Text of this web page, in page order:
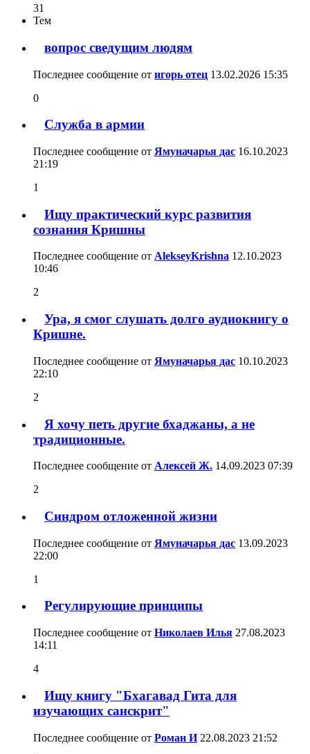
31
Тем
вопрос сведущим людям
Последнее сообщение от игорь отец 13.02.2026 15:35
0
Служба в армии
Последнее сообщение от Ямуначарья дас 16.10.2023
21:19
1
Ищу практический курс развития
сознания Кришны
Последнее сообщение от AlekseyKrishna 12.10.2023
10:46
2
Ура, я смог слушать долго аудиокнигу о
Кришне.
Последнее сообщение от Ямуначарья дас 10.10.2023
22:10
2
Я хочу петь другие бхаджаны, а не
традиционные.
Последнее сообщение от Алексей Ж. 14.09.2023 07:39
2
Синдром отложенной жизни
Последнее сообщение от Ямуначарья дас 13.09.2023
22:00
1
Регулирующие принципы
Последнее сообщение от Николаев Илья 27.08.2023
14:11
4
Ищу книгу "Бхагавад Гита для
изучающих санскрит"
Последнее сообщение от Роман И22.08.2023 21:52